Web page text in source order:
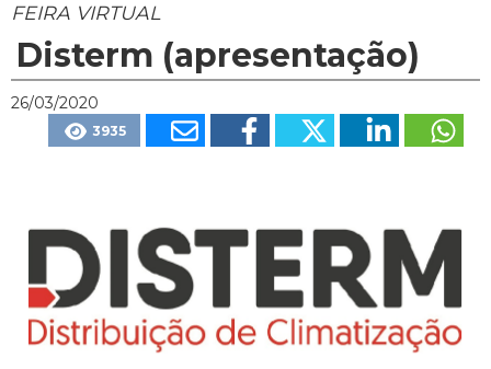
FEIRA VIRTUAL
Disterm (apresentação)
26/03/2020
3935